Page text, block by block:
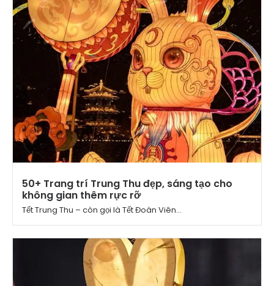
50+ Trang trí Trung Thu đẹp, sáng tạo cho
không gian thêm rực rỡ
Tết Trung Thu – còn gọi là Tết Đoàn Viên...